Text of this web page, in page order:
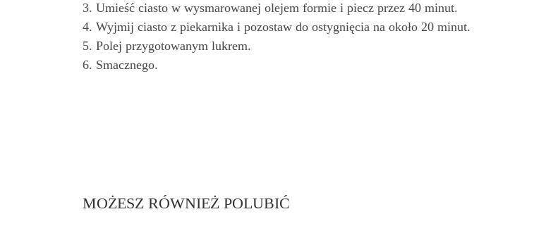
3. Umieść ciasto w wysmarowanej olejem formie i piecz przez 40 minut.
4. Wyjmij ciasto z piekarnika i pozostaw do ostygnięcia na około 20 minut.
5. Polej przygotowanym lukrem.
6. Smacznego.
MOŻESZ RÓWNIEŻ POLUBIĆ